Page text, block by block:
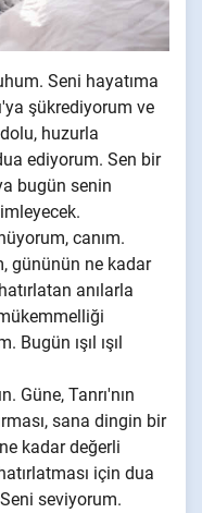
Seni hayatıma
şükrediyorum ve
huzurla
ediyorum. Sen bir
bugün senin
canım.
gününün ne kadar
anılarla
Bugün ışıl ışıl
Güne, Tanrı'nın
sana dingin bir
kadar değerli
için dua
seviyorum.